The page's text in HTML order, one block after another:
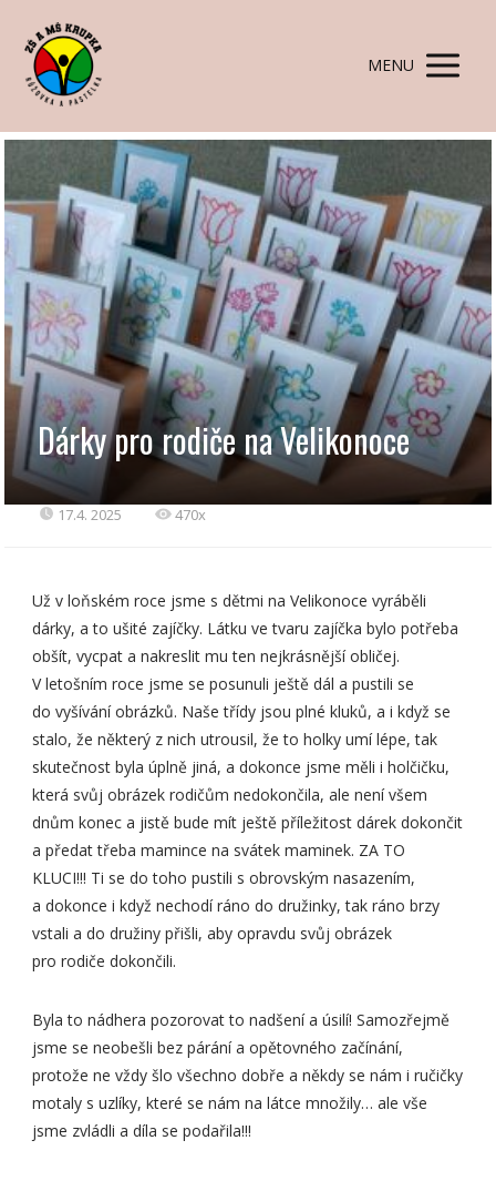
MENU
Dárky pro rodiče na Velikonoce
17.4. 2025 470x
Už v loňském roce jsme s dětmi na Velikonoce vyráběli
dárky, a to ušité zajíčky. Látku ve tvaru zajíčka bylo potřeba
obšít, vycpat a nakreslit mu ten nejkrásnější obličej.
V letošním roce jsme se posunuli ještě dál a pustili se
do vyšívání obrázků. Naše třídy jsou plné kluků, a i když se
stalo, že některý z nich utrousil, že to holky umí lépe, tak
skutečnost byla úplně jiná, a dokonce jsme měli i holčičku,
která svůj obrázek rodičům nedokončila, ale není všem
dnům konec a jistě bude mít ještě příležitost dárek dokončit
a předat třeba mamince na svátek maminek. ZA TO
KLUCI!!! Ti se do toho pustili s obrovským nasazením,
a dokonce i když nechodí ráno do družinky, tak ráno brzy
vstali a do družiny přišli, aby opravdu svůj obrázek
pro rodiče dokončili.
Byla to nádhera pozorovat to nadšení a úsilí! Samozřejmě
jsme se neobešli bez párání a opětovného začínání,
protože ne vždy šlo všechno dobře a někdy se nám i ručičky
motaly s uzlíky, které se nám na látce množily… ale vše
jsme zvládli a díla se podařila!!!